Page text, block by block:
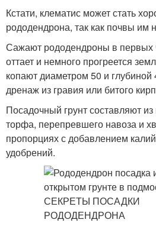
Кстати, клематис может стать
рододендрона, так как почвы им
Сажают рододендроны в первых
оттает и немного прогреется
копают диаметром 50 и
дренаж из гравия или битого
Посадочный грунт составляют
торфа, перепревшего навоза и
пропорциях с добавлением
удобрений.